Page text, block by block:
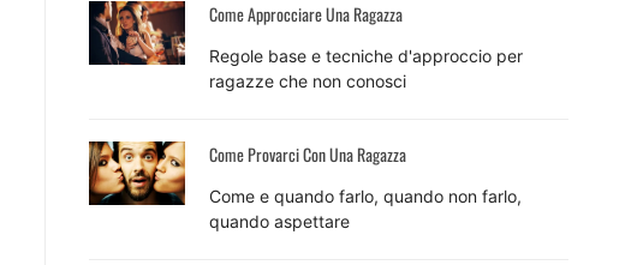
Come Approcciare Una Ragazza
Regole base e tecniche d'approccio per
ragazze che non conosci
Come Provarci Con Una Ragazza
Come e quando farlo, quando non farlo,
quando aspettare